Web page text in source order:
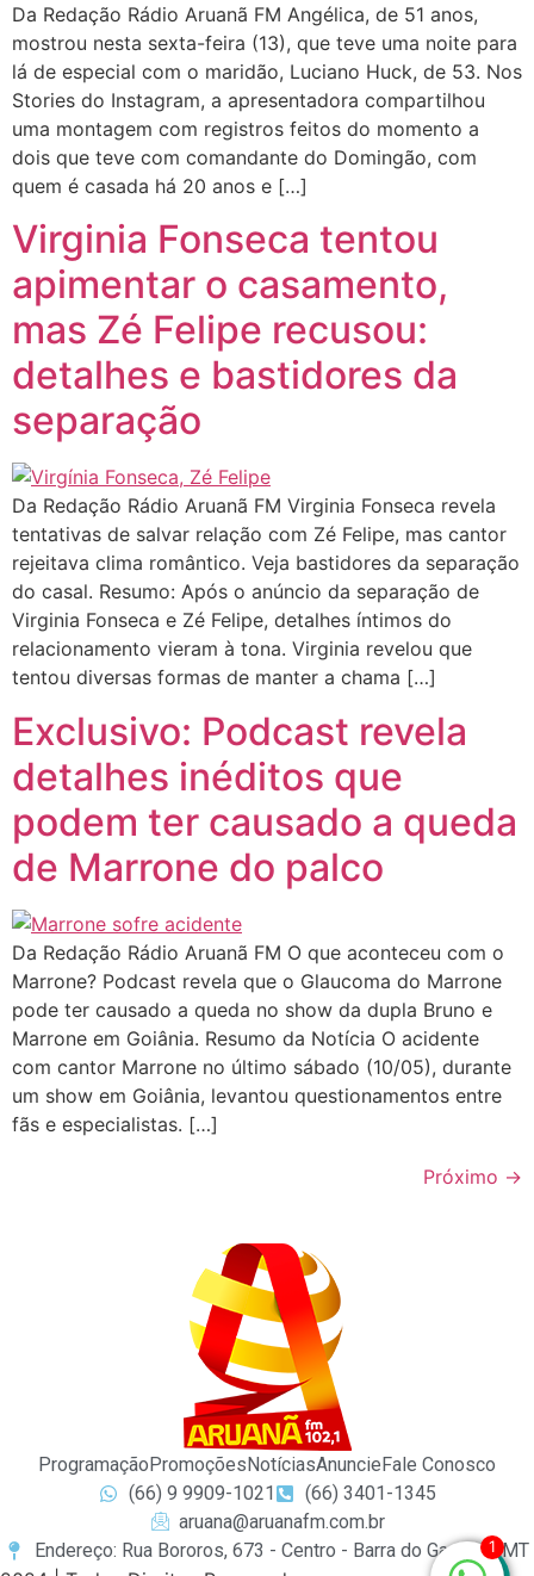
Da Redação Rádio Aruanã FM Angélica, de 51 anos,
mostrou nesta sexta-feira (13), que teve uma noite para
lá de especial com o maridão, Luciano Huck, de 53. Nos
Stories do Instagram, a apresentadora compartilhou
uma montagem com registros feitos do momento a
dois que teve com comandante do Domingão, com
quem é casada há 20 anos e […]
Virginia Fonseca tentou
apimentar o casamento,
mas Zé Felipe recusou:
detalhes e bastidores da
separação
Da Redação Rádio Aruanã FM Virginia Fonseca revela
tentativas de salvar relação com Zé Felipe, mas cantor
rejeitava clima romântico. Veja bastidores da separação
do casal. Resumo: Após o anúncio da separação de
Virginia Fonseca e Zé Felipe, detalhes íntimos do
relacionamento vieram à tona. Virginia revelou que
tentou diversas formas de manter a chama […]
Exclusivo: Podcast revela
detalhes inéditos que
podem ter causado a queda
de Marrone do palco
Da Redação Rádio Aruanã FM O que aconteceu com o
Marrone? Podcast revela que o Glaucoma do Marrone
pode ter causado a queda no show da dupla Bruno e
Marrone em Goiânia. Resumo da Notícia O acidente
com cantor Marrone no último sábado (10/05), durante
um show em Goiânia, levantou questionamentos entre
fãs e especialistas. […]
Próximo →
ProgramaçãoPromoçõesNotíciasAnuncieFale Conosco
(66) 9 9909-1021
(66) 3401-1345
aruana@aruanafm.com.br
Endereço: Rua Bororos, 673 - Centro - Barra do Garças / MT
1